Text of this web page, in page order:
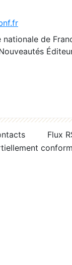
nationale de
Flux